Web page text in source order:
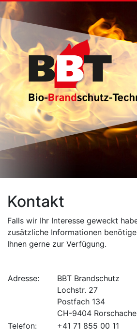
Kontakt
Falls wir Ihr Interesse geweckt
zusätzliche Informationen
Ihnen gerne zur Verfügung.
Adresse:
BBT Brandschutz
Lochstr. 27
Postfach 134
CH-9404
Telefon:
+41 71 855 00 11